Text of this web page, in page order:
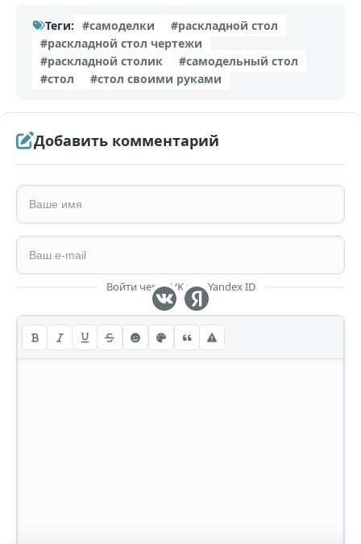
Теги: #самоделки
#раскладной стол
#раскладной стол чертежи
#раскладной столик
#самодельный стол
#стол
#стол своими руками
Добавить комментарий
Войти через VK или Yandex ID